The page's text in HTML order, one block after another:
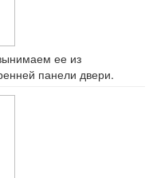
ее из
панели двери.